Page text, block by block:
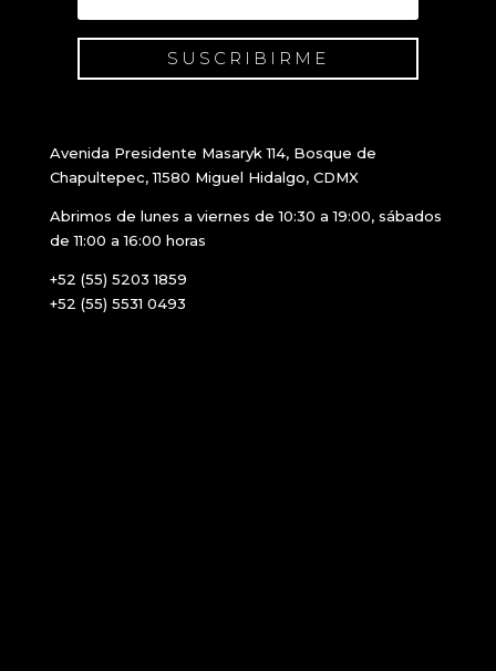
SUSCRIBIRME
Avenida Presidente Masaryk 114, Bosque de
Chapultepec, 11580 Miguel Hidalgo, CDMX
Abrimos de lunes a viernes de 10:30 a 19:00, sábados
de 11:00 a 16:00 horas
+52 (55) 5203 1859
+52 (55) 5531 0493